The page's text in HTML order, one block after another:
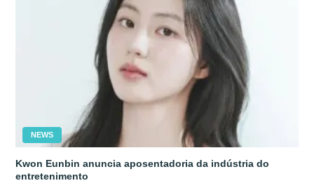
NEWS
Kwon Eunbin anuncia aposentadoria da indústria do
entretenimento